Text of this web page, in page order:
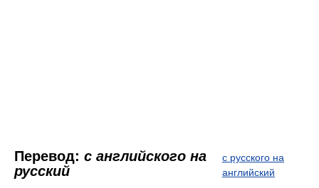
Перевод: с английского на
русский
с русского на
английский